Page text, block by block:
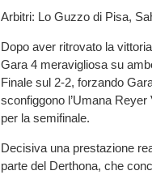
Arbitri: Lo Guzzo di Pisa,
Dopo aver ritrovato la
Gara 4 meravigliosa su
Finale sul 2-2, forzando
sconfiggono l’Umana
per la semifinale.
Decisiva una prestazione
parte del Derthona, che